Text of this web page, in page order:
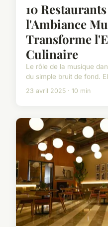
10
l'Ambiance
Transforme
Culinaire
Le rôle de la musique
du simple bruit de fond.
23 avril 2025 · 10 min